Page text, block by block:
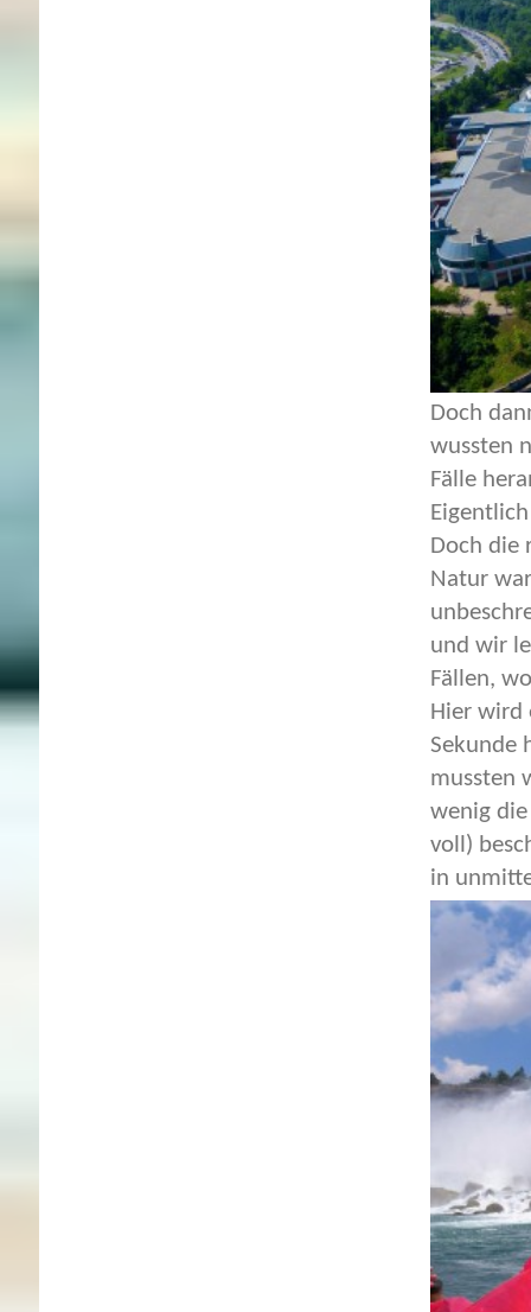
Doch
wussten
Fälle
Doch die
Natur
und wir
Fällen,
Hier wird
Sekunde
mussten
wenig
voll)
in